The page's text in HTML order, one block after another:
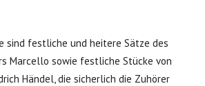
sind festliche und heitere Sätze des
Marcello sowie festliche Stücke von
Händel, die sicherlich die Zuhörer